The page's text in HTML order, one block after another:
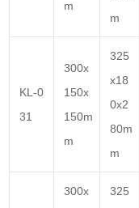
m
m
KL-0
31
300x
150x
150m
m
325
x18
0x2
80m
m
300x
325